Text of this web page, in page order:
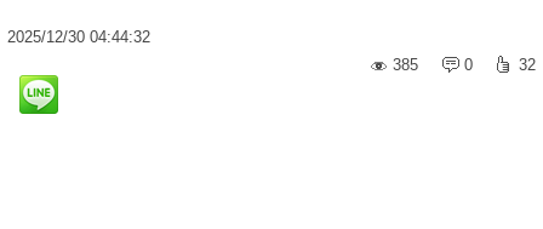
2025/12/30 04:44:32
385
0 32